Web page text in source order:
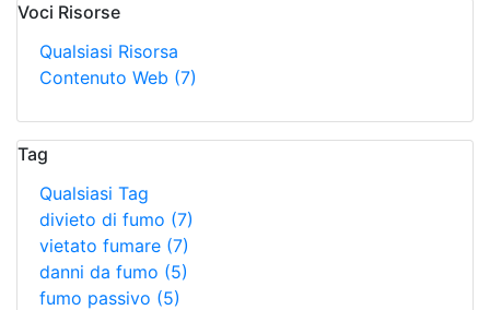
Voci Risorse
Qualsiasi Risorsa
Contenuto Web (7)
Tag
Qualsiasi Tag
divieto di fumo (7)
vietato fumare (7)
danni da fumo (5)
fumo passivo (5)